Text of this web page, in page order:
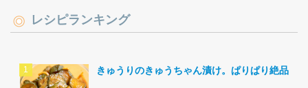
レシピランキング
きゅうりのきゅうちゃん漬け。ぱりぱり絶品。